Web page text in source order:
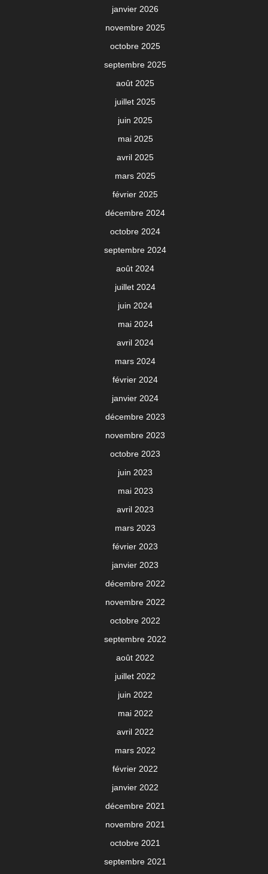
janvier 2026
novembre 2025
octobre 2025
septembre 2025
août 2025
juillet 2025
juin 2025
mai 2025
avril 2025
mars 2025
février 2025
décembre 2024
octobre 2024
septembre 2024
août 2024
juillet 2024
juin 2024
mai 2024
avril 2024
mars 2024
février 2024
janvier 2024
décembre 2023
novembre 2023
octobre 2023
juin 2023
mai 2023
avril 2023
mars 2023
février 2023
janvier 2023
décembre 2022
novembre 2022
octobre 2022
septembre 2022
août 2022
juillet 2022
juin 2022
mai 2022
avril 2022
mars 2022
février 2022
janvier 2022
décembre 2021
novembre 2021
octobre 2021
septembre 2021